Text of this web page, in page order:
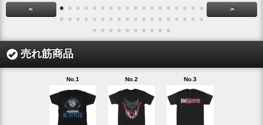
< >
売れ筋商品
No.1 No.2 No.3